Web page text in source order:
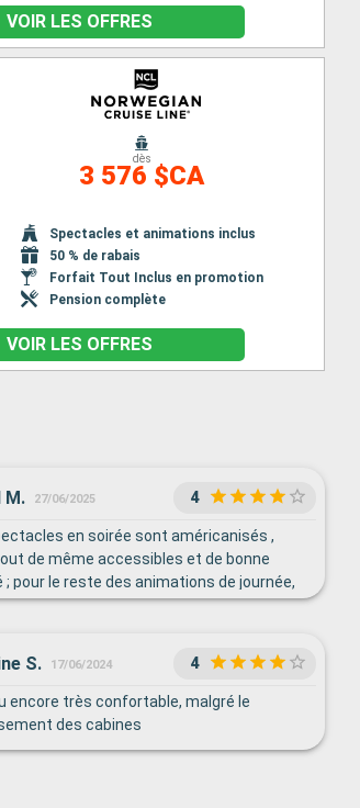
VOIR LES OFFRES
dès
3 576 $CA
Spectacles et animations inclus
50 % de rabais
Forfait Tout Inclus en promotion
Pension complète
VOIR LES OFFRES
M. 27/06/2025 4
en soirée sont américanisés ,
de même accessibles et de bonne
; pour le reste des animations de journée,
participons jamais… Le personnel de bord
S. 17/06/2024 4
encore très confortable, malgré le
des cabines